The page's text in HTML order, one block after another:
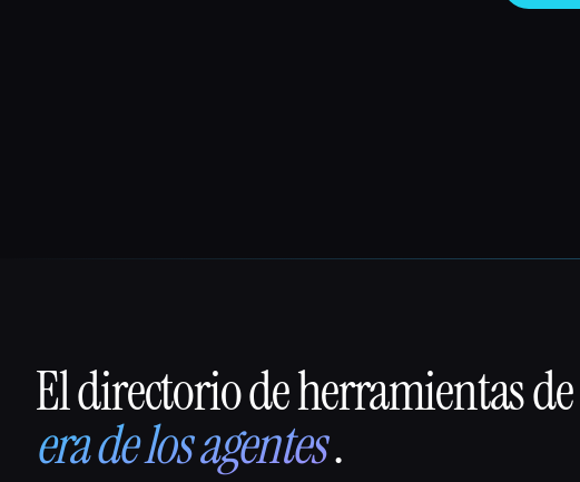
That AI Collection
El directorio de herramientas
era de los agentes.